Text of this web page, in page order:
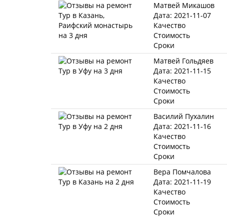
Матвей Микашов
Дата: 2021-11-07
Качество
Стоимость
Сроки
Матвей Гольдяев
Дата: 2021-11-15
Качество
Стоимость
Сроки
Василий Пухалин
Дата: 2021-11-16
Качество
Стоимость
Сроки
Вера Помчалова
Дата: 2021-11-19
Качество
Стоимость
Сроки